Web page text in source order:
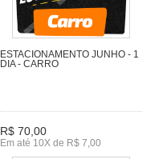
ESTACIONAMENTO JUNHO - 1
DIA - CARRO
R$ 70,00
Em até 10X de R$ 7,00